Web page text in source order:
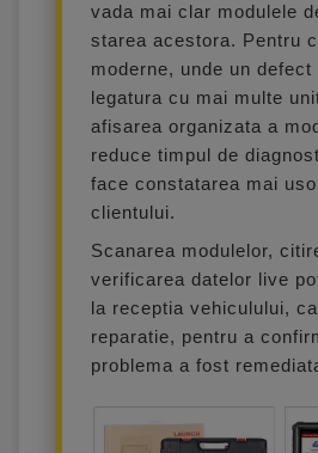
vada mai clar modulele
starea acestora. Pentru
moderne, unde un defect
legatura cu mai multe
afisarea organizata a
reduce timpul de
face constatarea mai
clientului.
Scanarea modulelor,
verificarea datelor live
la receptia vehiculului,
reparatie, pentru a
problema a fost